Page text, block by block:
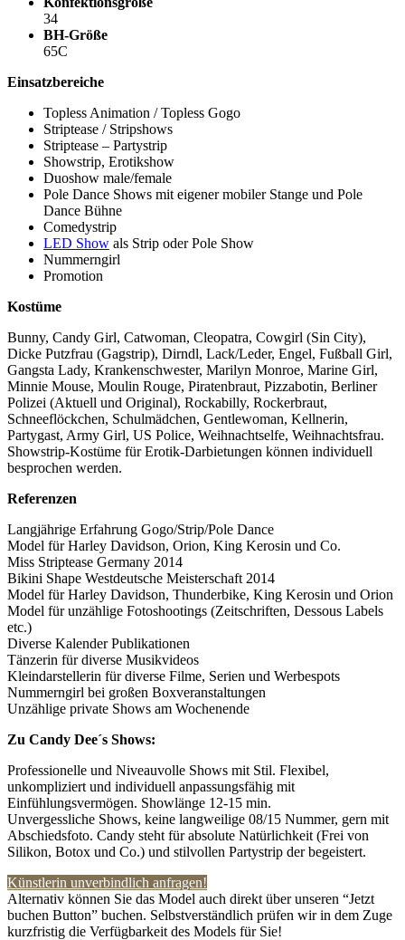
34
BH-Größe
65C
Einsatzbereiche
Topless Animation / Topless Gogo
Striptease / Stripshows
Striptease – Partystrip
Showstrip, Erotikshow
Duoshow male/female
Pole Dance Shows mit eigener mobiler Stange und Pole
Dance Bühne
Comedystrip
LED Show als Strip oder Pole Show
Nummerngirl
Promotion
Kostüme
Bunny, Candy Girl, Catwoman, Cleopatra, Cowgirl (Sin City),
Dicke Putzfrau (Gagstrip), Dirndl, Lack/Leder, Engel, Fußball Girl,
Gangsta Lady, Krankenschwester, Marilyn Monroe, Marine Girl,
Minnie Mouse, Moulin Rouge, Piratenbraut, Pizzabotin, Berliner
Polizei (Aktuell und Original), Rockabilly, Rockerbraut,
Schneeflöckchen, Schulmädchen, Gentlewoman, Kellnerin,
Partygast, Army Girl, US Police, Weihnachtselfe, Weihnachtsfrau.
Showstrip-Kostüme für Erotik-Darbietungen können individuell
besprochen werden.
Referenzen
Langjährige Erfahrung Gogo/Strip/Pole Dance
Model für Harley Davidson, Orion, King Kerosin und Co.
Miss Striptease Germany 2014
Bikini Shape Westdeutsche Meisterschaft 2014
Model für Harley Davidson, Thunderbike, King Kerosin und Orion
Model für unzählige Fotoshootings (Zeitschriften, Dessous Labels
etc.)
Diverse Kalender Publikationen
Tänzerin für diverse Musikvideos
Kleindarstellerin für diverse Filme, Serien und Werbespots
Nummerngirl bei großen Boxveranstaltungen
Unzählige private Shows am Wochenende
Zu Candy Dee´s Shows:
Professionelle und Niveauvolle Shows mit Stil. Flexibel,
unkompliziert und individuell anpassungsfähig mit
Einfühlungsvermögen. Showlänge 12-15 min.
Unvergessliche Shows, keine langweilige 08/15 Nummer, gern mit
Abschiedsfoto. Candy steht für absolute Natürlichkeit (Frei von
Silikon, Botox und Co.) und stilvollen Partystrip der begeistert.
Künstlerin unverbindlich anfragen!
Alternativ können Sie das Model auch direkt über unseren “Jetzt
buchen Button” buchen. Selbstverständlich prüfen wir in dem Zuge
kurzfristig die Verfügbarkeit des Models für Sie!